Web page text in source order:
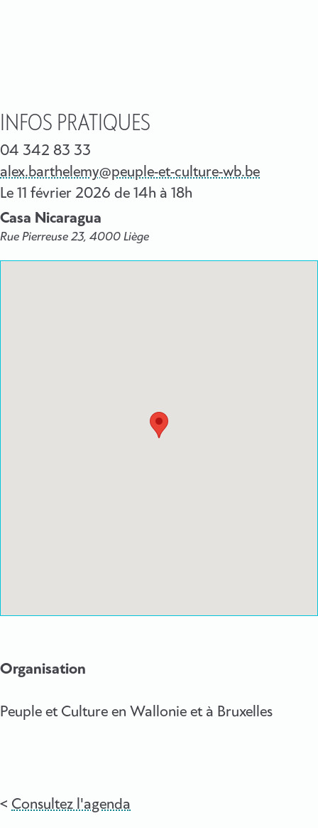
INFOS PRATIQUES
04 342 83 33
alex.barthelemy@peuple-et-culture-wb.be
Le 11 février 2026 de 14h à 18h
Casa Nicaragua
Rue Pierreuse 23, 4000 Liège
Organisation
Peuple et Culture en Wallonie et à Bruxelles
Consultez l'agenda